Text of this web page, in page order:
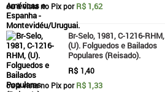
ou à vista no Pix porR$ 1,62
Br-Selo, 1981, C-1216-RHM,
(U). Folguedos e Bailados
Populares (Reisado).
R$ 1,40
ou à vista no Pix porR$ 1,33